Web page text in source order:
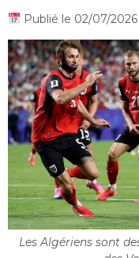
Publié le 02/07/2026
Les Algériens sont